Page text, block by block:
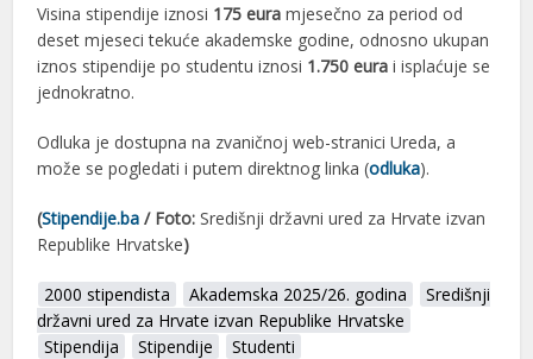
Visina stipendije iznosi 175 eura mjesečno za period od
deset mjeseci tekuće akademske godine, odnosno ukupan
iznos stipendije po studentu iznosi 1.750 eura i isplaćuje se
jednokratno.
Odluka je dostupna na zvaničnoj web-stranici Ureda, a
može se pogledati i putem direktnog linka (odluka).
(Stipendije.ba / Foto:Središnji državni ured za Hrvate izvan
Republike Hrvatske)
2000 stipendista Akademska 2025/26. godina
Središnji
državni ured za Hrvate izvan Republike Hrvatske
Stipendija
Stipendije Studenti